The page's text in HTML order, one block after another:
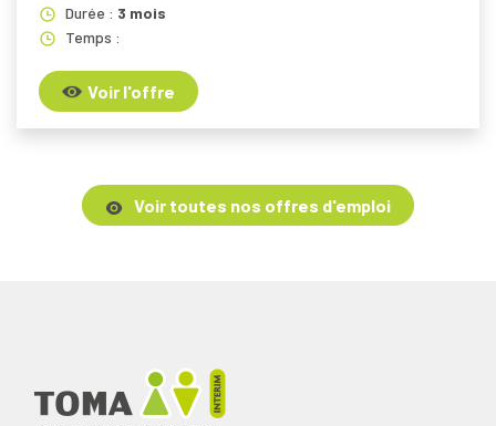
Durée : 3 mois
Temps :
Voir l'offre
Voir toutes nos offres d'emploi